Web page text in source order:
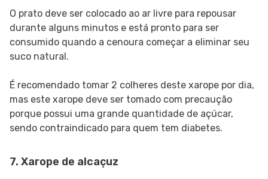
O prato deve ser colocado ao ar livre para repousar
durante alguns minutos e está pronto para ser
consumido quando a cenoura começar a eliminar seu
suco natural.
É recomendado tomar 2 colheres deste xarope por dia,
mas este xarope deve ser tomado com precaução
porque possui uma grande quantidade de açúcar,
sendo contraindicado para quem tem diabetes.
7. Xarope de alcaçuz